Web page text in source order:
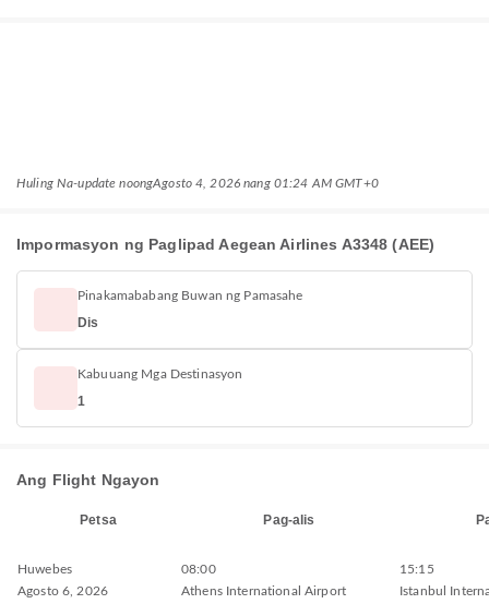
Huling Na-update noongAgosto 4, 2026 nang 01:24 AM GMT+0
Impormasyon ng Paglipad Aegean Airlines A3348 (AEE)
Pinakamababang Buwan ng Pamasahe
Dis
Kabuuang Mga Destinasyon
1
Ang Flight Ngayon
Petsa Pag-alis
Huwebes
Agosto 6, 2026
08:00
Athens International Airport
15:15
Istanbul